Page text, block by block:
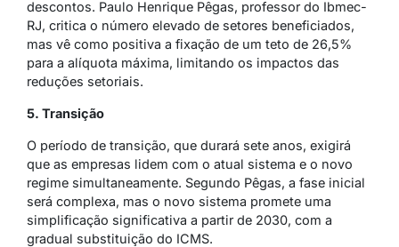
descontos. Paulo Henrique Pêgas, professor do Ibmec-
RJ, critica o número elevado de setores beneficiados,
mas vê como positiva a fixação de um teto de 26,5%
para a alíquota máxima, limitando os impactos das
reduções setoriais.
5. Transição
O período de transição, que durará sete anos, exigirá
que as empresas lidem com o atual sistema e o novo
regime simultaneamente. Segundo Pêgas, a fase inicial
será complexa, mas o novo sistema promete uma
simplificação significativa a partir de 2030, com a
gradual substituição do ICMS.